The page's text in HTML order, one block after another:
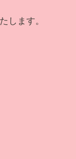
します。